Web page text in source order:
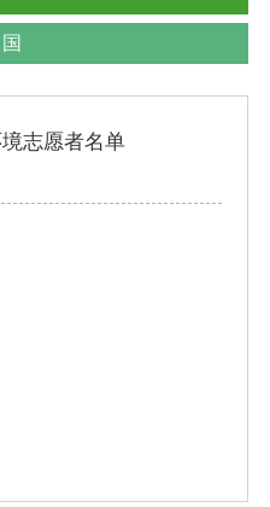
志愿者名单